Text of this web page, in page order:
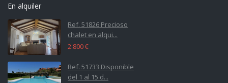
En alquiler
Ref. 51826 Precioso
chalet en alqui...
2.800 €
Ref. 51733 Disponible
del 1 al 15 d...